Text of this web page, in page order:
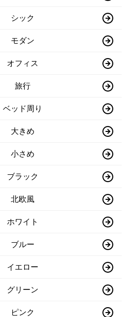
シック
モダン
オフィス
旅行
ベッド周り
大きめ
小さめ
ブラック
北欧風
ホワイト
ブルー
イエロー
グリーン
ピンク